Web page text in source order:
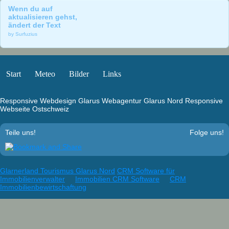
2011
2010
2008
2006
2005
Landschaft
Wenn du auf
aktualisieren gehst,
ändert der Text
by Surfuzius
Start Meteo Bilder Links
Responsive Webdesign Glarus Webagentur Glarus Nord Responsive
Webseite Ostschweiz
Teile uns! Folge uns!
Glarnerland Tourismus Glarus Nord CRM Software für
Immobilienverwalter
Immobilien CRM Software
CRM
Immobilienbewirtschaftung